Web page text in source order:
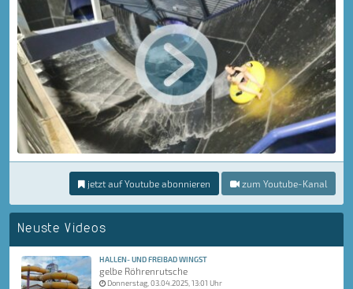
jetzt auf Youtube abonnieren zum Youtube-Kanal
Neuste Videos
HALLEN- UND FREIBAD WINGST
gelbe Röhrenrutsche
Donnerstag, 03.04.2025, 13:01 Uhr